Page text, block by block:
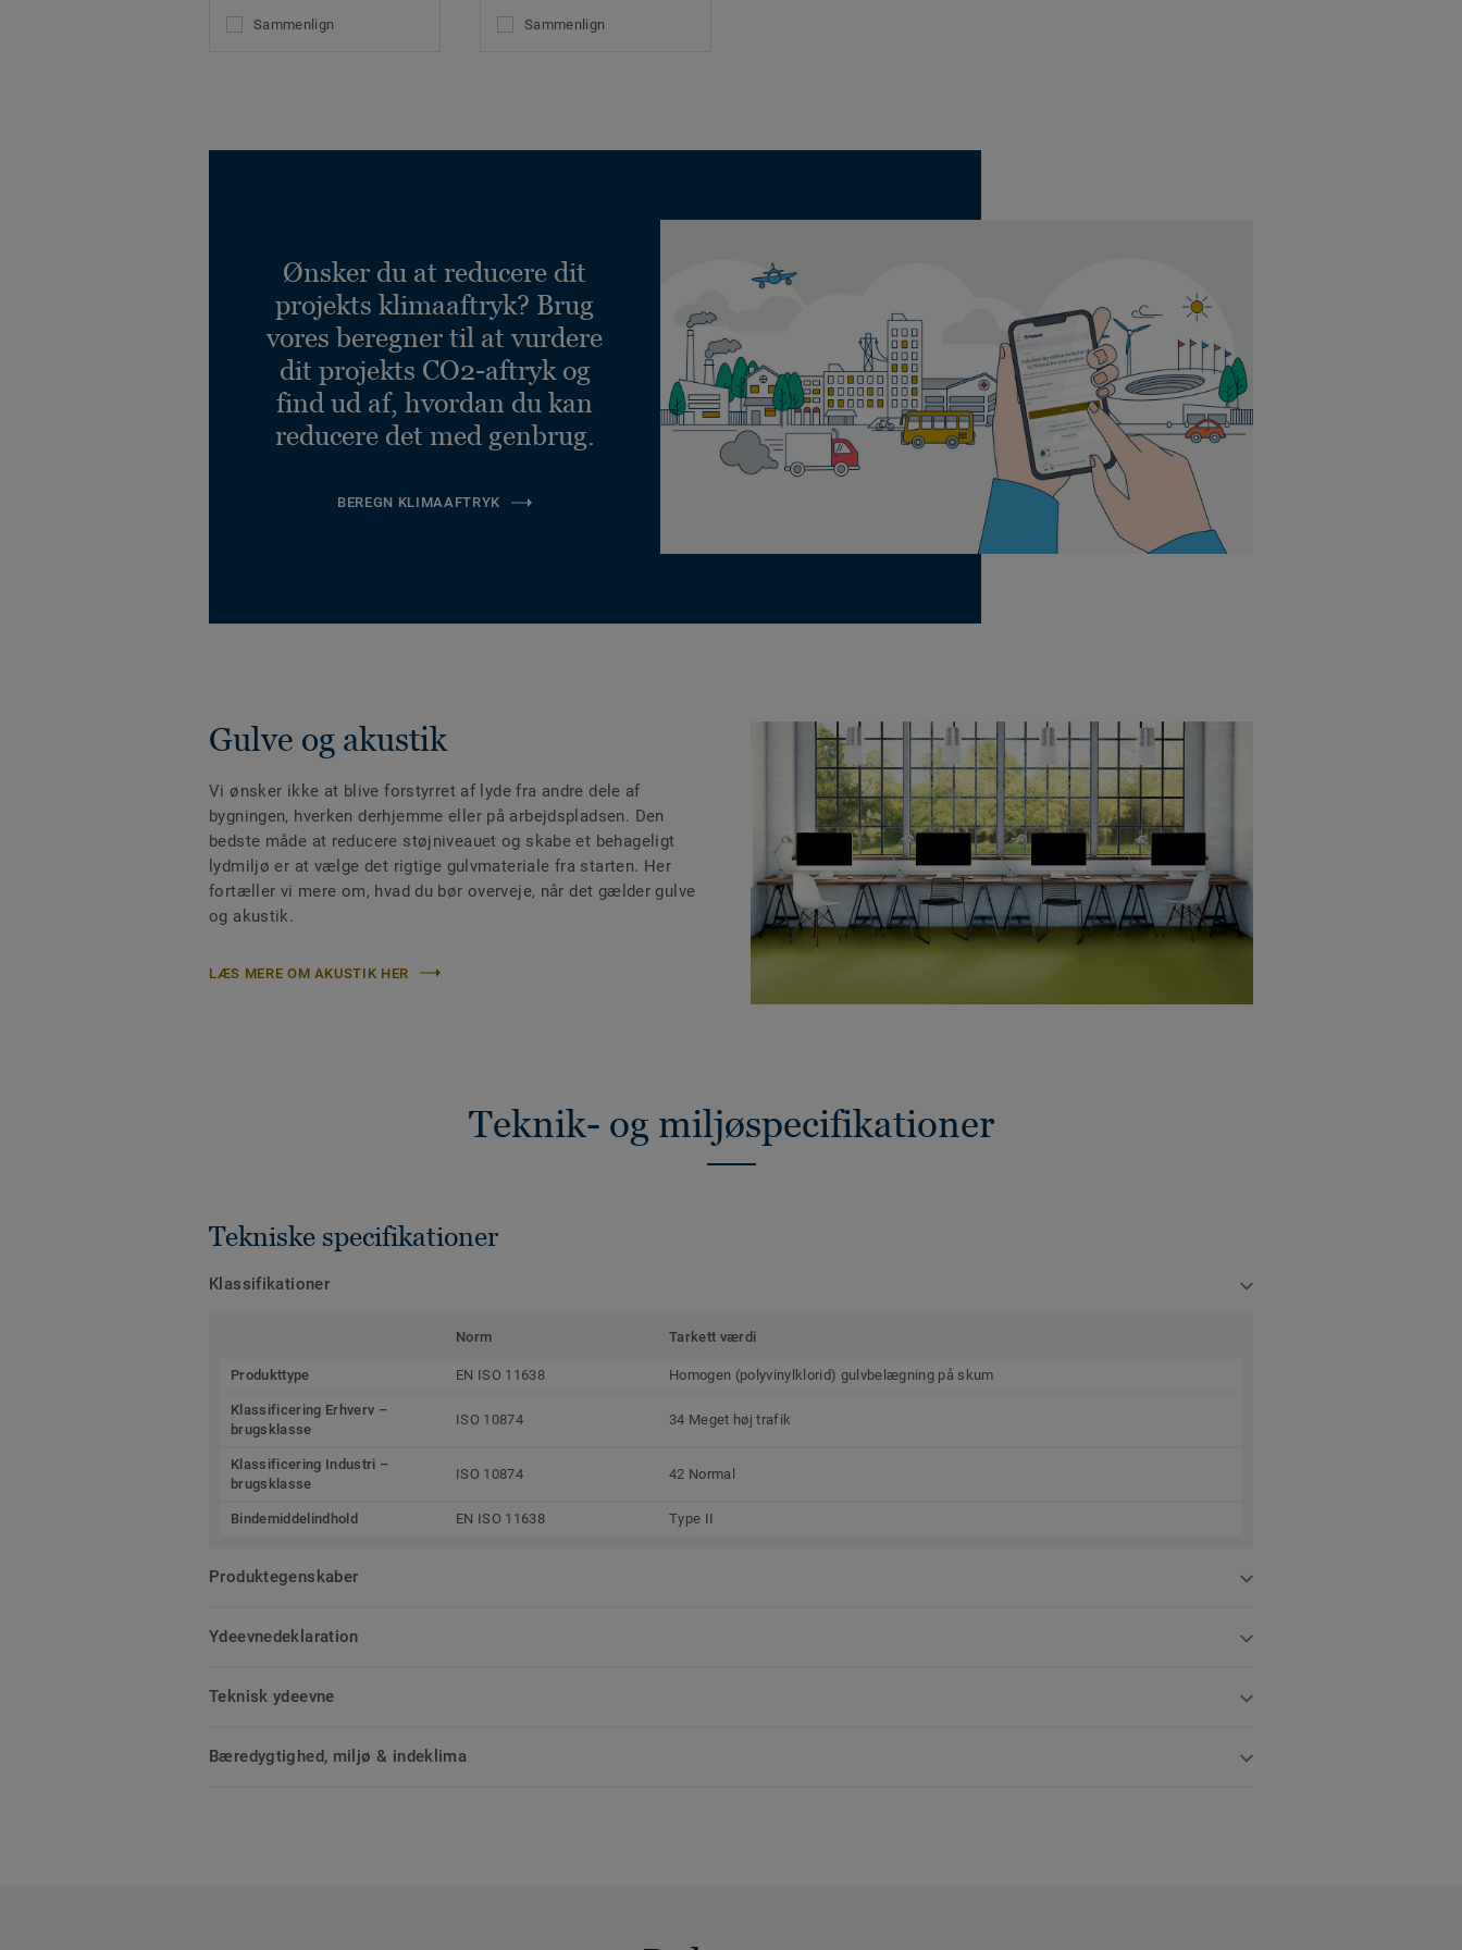
Sammenlign Sammenlign
Ønsker du at reducere dit
projekts klimaaftryk? Brug
vores beregner til at vurdere
dit projekts CO2-aftryk og
find ud af, hvordan du kan
reducere det med genbrug.
BEREGN KLIMAAFTRYK
Gulve og akustik
Vi ønsker ikke at blive forstyrret af lyde fra andre dele af
bygningen, hverken derhjemme eller på arbejdspladsen. Den
bedste måde at reducere støjniveauet og skabe et behageligt
lydmiljø er at vælge det rigtige gulvmateriale fra starten. Her
fortæller vi mere om, hvad du bør overveje, når det gælder gulve
og akustik.
LÆS MERE OM AKUSTIK HER
Teknik- og miljøspecifikationer
Tekniske specifikationer
Klassifikationer
Norm Tarkett værdi
Produkttype EN ISO 11638 Homogen (polyvinylklorid) gulvbelægning på skum
Klassificering Erhverv –
brugsklasse
ISO 10874 34 Meget høj trafik
Klassificering Industri –
brugsklasse
ISO 10874 42 Normal
Bindemiddelindhold EN ISO 11638 Type II
Produktegenskaber
Ydeevnedeklaration
Teknisk ydeevne
Bæredygtighed, miljø & indeklima